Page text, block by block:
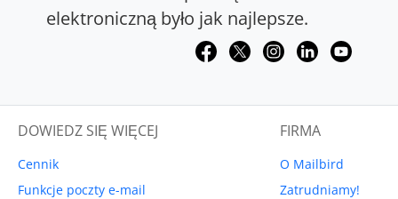
elektroniczną było jak najlepsze.
DOWIEDZ SIĘ WIĘCEJ
Cennik
Funkcje poczty e-mail
FIRMA
O Mailbird
Zatrudniamy!